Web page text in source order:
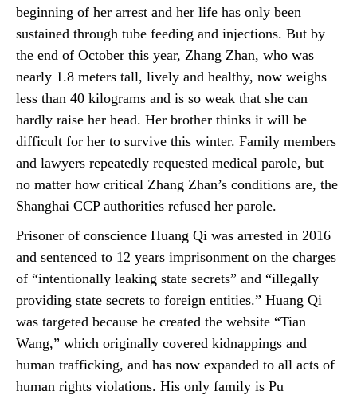
beginning of her arrest and her life has only been
sustained through tube feeding and injections. But by
the end of October this year, Zhang Zhan, who was
nearly 1.8 meters tall, lively and healthy, now weighs
less than 40 kilograms and is so weak that she can
hardly raise her head. Her brother thinks it will be
difficult for her to survive this winter. Family members
and lawyers repeatedly requested medical parole, but
no matter how critical Zhang Zhan’s conditions are, the
Shanghai CCP authorities refused her parole.
Prisoner of conscience Huang Qi was arrested in 2016
and sentenced to 12 years imprisonment on the charges
of “intentionally leaking state secrets” and “illegally
providing state secrets to foreign entities.” Huang Qi
was targeted because he created the website “Tian
Wang,” which originally covered kidnappings and
human trafficking, and has now expanded to all acts of
human rights violations. His only family is Pu